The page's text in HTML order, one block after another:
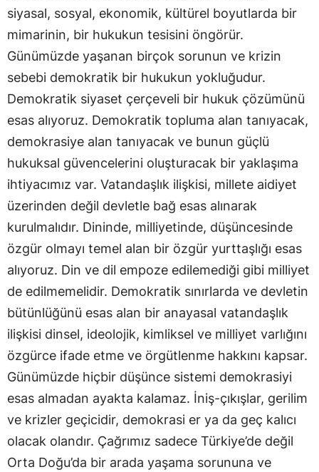
siyasal, sosyal, ekonomik, kültürel boyutlarda bir
mimarinin, bir hukukun tesisini öngörür.
Günümüzde yaşanan birçok sorunun ve krizin
sebebi demokratik bir hukukun yokluğudur.
Demokratik siyaset çerçeveli bir hukuk çözümünü
esas alıyoruz. Demokratik topluma alan tanıyacak,
demokrasiye alan tanıyacak ve bunun güçlü
hukuksal güvencelerini oluşturacak bir yaklaşıma
ihtiyacımız var. Vatandaşlık ilişkisi, millete aidiyet
üzerinden değil devletle bağ esas alınarak
kurulmalıdır. Dininde, milliyetinde, düşüncesinde
özgür olmayı temel alan bir özgür yurttaşlığı esas
alıyoruz. Din ve dil empoze edilemediği gibi milliyet
de edilmemelidir. Demokratik sınırlarda ve devletin
bütünlüğünü esas alan bir anayasal vatandaşlık
ilişkisi dinsel, ideolojik, kimliksel ve milliyet varlığını
özgürce ifade etme ve örgütlenme hakkını kapsar.
Günümüzde hiçbir düşünce sistemi demokrasiyi
esas almadan ayakta kalamaz. İniş-çıkışlar, gerilim
ve krizler geçicidir, demokrasi er ya da geç kalıcı
olacak olandır. Çağrımız sadece Türkiye’de değil
Orta Doğu’da bir arada yaşama sorununa ve